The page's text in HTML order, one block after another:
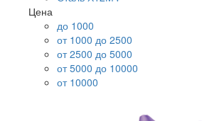
Цена
до 1000
от 1000 до 2500
от 2500 до 5000
от 5000 до 10000
от 10000